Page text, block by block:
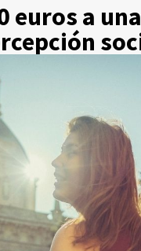
euros a